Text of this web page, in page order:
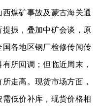
煤矿事故及蒙古海关通
振，叠加中矿会谈，原
各地区钢厂检修传闻传
所回调；但临近周末，
走高。现货市场方面，
低价补库，现货价格相